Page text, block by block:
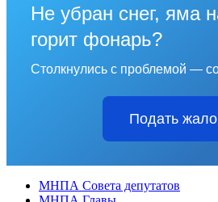
Не убран снег, яма
горит фонарь?
Столкнулись с проблемой —
Подать
МНПА Совета депутатов